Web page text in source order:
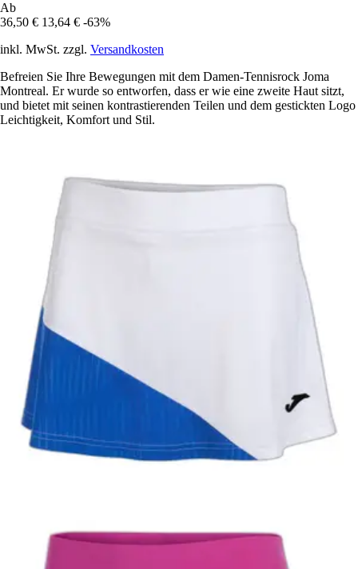
Ab
36,50 € 13,64 € -63%
inkl. MwSt. zzgl. Versandkosten
Befreien Sie Ihre Bewegungen mit dem Damen-Tennisrock Joma
Montreal. Er wurde so entworfen, dass er wie eine zweite Haut sitzt,
und bietet mit seinen kontrastierenden Teilen und dem gestickten Logo
Leichtigkeit, Komfort und Stil.